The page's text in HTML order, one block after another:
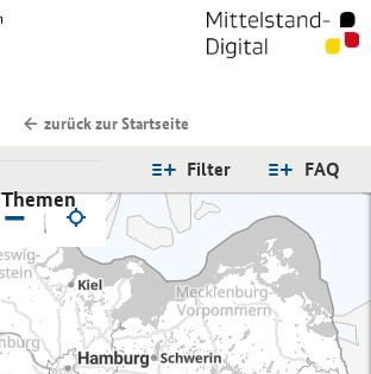
zurück zur Startseite
FAQ
Filter
Themen
−